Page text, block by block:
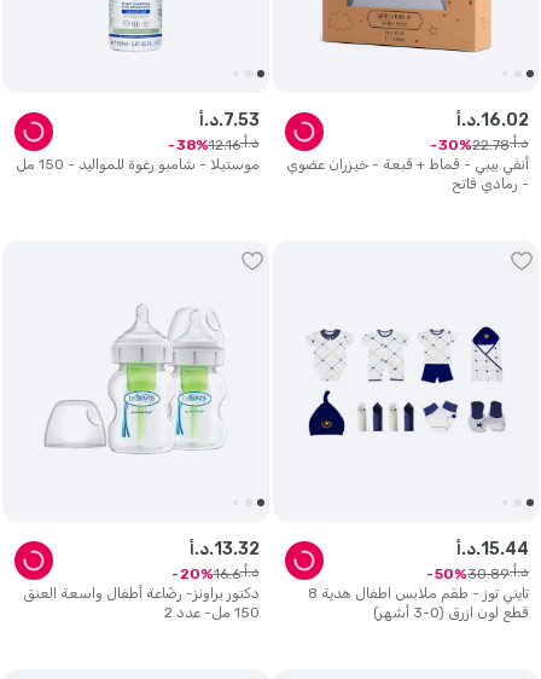
أنفي بيبي - قماط + قبعة - خيزران عضوي
- رمادي فاتح
د.أ.16.02
د.أ. 22.78
30
موستيلا - شامبو رغوة للمواليد - 150 مل
د.أ.7.53
د.أ. 12.16
38
تايني توز - طقم ملابس اطفال هدية 8
قطع لون ازرق (0-3 أشهر)
د.أ.15.44
د.أ. 30.89
50
دكتور براونز- رضّاعة أطفال واسعة العنق
150 مل- عدد 2
د.أ.13.32
د.أ. 16.6
20